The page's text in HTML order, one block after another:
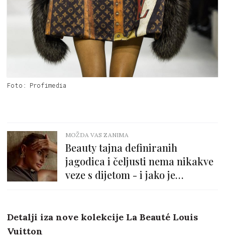
Foto: Profimedia
MOŽDA VAS ZANIMA
Beauty tajna definiranih
jagodica i čeljusti nema nikakve
veze s dijetom - i jako je
Detalji iza nove kolekcije La Beauté Louis
Vuitton